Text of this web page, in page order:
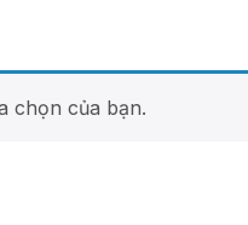
chọn của bạn.